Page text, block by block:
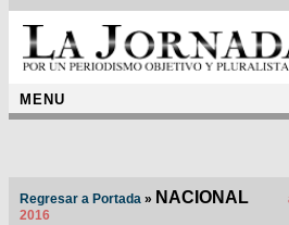
MENU
Regresar a Portada » NACIONAL
2016